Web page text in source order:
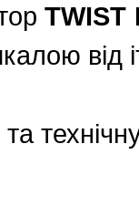
TWIST
від